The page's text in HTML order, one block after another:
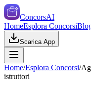
ConcorsAI
HomeEsplora Concorsi
Scarica App
Home/Esplora Concorsi/
istruttori